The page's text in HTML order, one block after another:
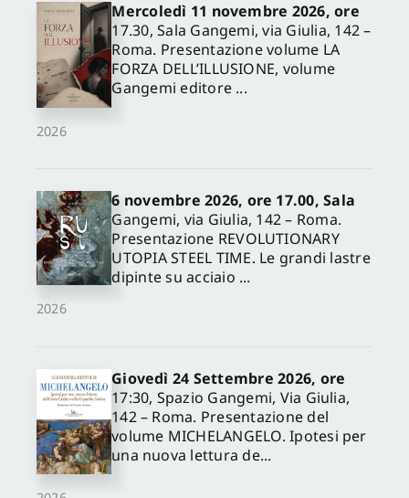
2026
Mercoledì 11 novembre 2026, ore
17.30, Sala Gangemi, via Giulia, 142 –
Roma. Presentazione volume LA
FORZA DELL’ILLUSIONE, volume
Gangemi editore ...
2026
6 novembre 2026, ore 17.00, Sala
Gangemi, via Giulia, 142 – Roma.
Presentazione REVOLUTIONARY
UTOPIA STEEL TIME. Le grandi lastre
dipinte su acciaio ...
Giovedì 24 Settembre 2026, ore
17:30, Spazio Gangemi, Via Giulia,
142 – Roma. Presentazione del
volume MICHELANGELO. Ipotesi per
una nuova lettura de...